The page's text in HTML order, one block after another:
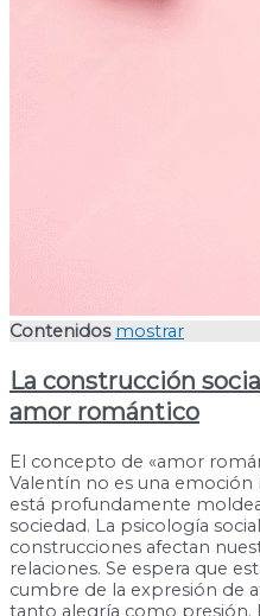
Contenidos mostrar
La construcción
amor romántico
El concepto de «amor
Valentín no es una
está profundamente
sociedad. La psicología
construcciones afectan
relaciones. Se espera que
cumbre de la expresión de
tanto alegría como presión.